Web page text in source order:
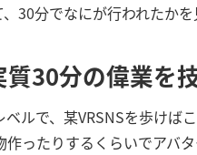
30分でなにが行われたかを
30分の偉業を
ルで、某VRSNSを歩けば
ったりするくらいでアバ